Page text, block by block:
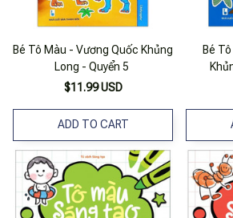
Bé Tô Màu - Vương Quốc Khủng
Long - Quyển 5
$11.99 USD
ADD TO CART
Bé